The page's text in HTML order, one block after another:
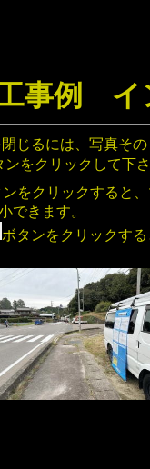
事例 イ
ものや枠外
ンをクリックして下
をクリックすると
できます。
ボタンをクリックす